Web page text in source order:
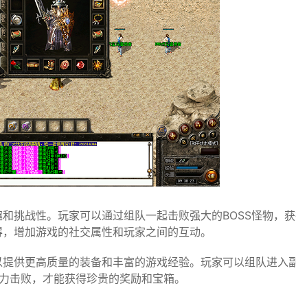
挑战性。玩家可以通过组队一起击败强大的BOSS怪物，
增加游戏的社交属性和玩家之间的互动。
供更高质量的装备和丰富的游戏经验。玩家可以组队进入
败，才能获得珍贵的奖励和宝箱。